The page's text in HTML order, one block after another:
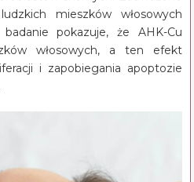
mieszków włosowych
pokazuje, że AHK-Cu
włosowych, a ten efekt
i zapobiegania apoptozie